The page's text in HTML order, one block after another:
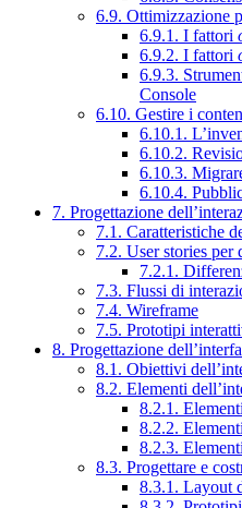
6.9. Ottimizzazione
6.9.1. I fattori
6.9.2. I fattori
6.9.3.
Console
6.10. Gestire i
6.10.1.
6.10.2.
6.10.3.
6.10.4.
7. Progettazione
7.1. Caratteristiche
7.2. User stories per
7.2.1.
7.3. Flussi di
7.4. Wireframe
7.5. Prototipi
8. Progettazione
8.1. Obiettivi
8.2. Elementi
8.2.1.
8.2.2.
8.2.3.
8.3. Progettare e
8.3.1. Layout